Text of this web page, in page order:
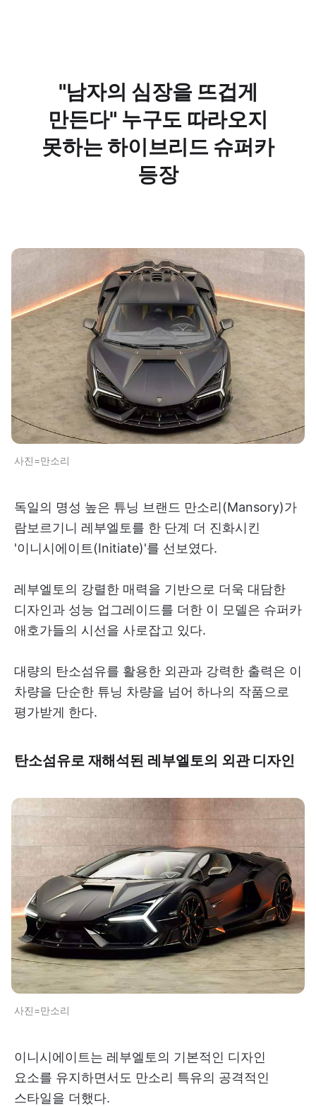
"남자의 심장을 뜨겁게
만든다" 누구도 따라오지
못하는 하이브리드 슈퍼카
등장
사진=만소리
독일의 명성 높은 튜닝 브랜드 만소리(Mansory)가
람보르기니 레부엘토를 한 단계 더 진화시킨
'이니시에이트(Initiate)'를 선보였다.
레부엘토의 강렬한 매력을 기반으로 더욱 대담한
디자인과 성능 업그레이드를 더한 이 모델은 슈퍼카
애호가들의 시선을 사로잡고 있다.
대량의 탄소섬유를 활용한 외관과 강력한 출력은 이
차량을 단순한 튜닝 차량을 넘어 하나의 작품으로
평가받게 한다.
탄소섬유로 재해석된 레부엘토의 외관 디자인
사진=만소리
이니시에이트는 레부엘토의 기본적인 디자인
요소를 유지하면서도 만소리 특유의 공격적인
스타일을 더했다.